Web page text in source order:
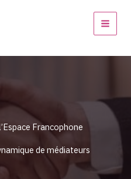
Francophone
de médiateurs